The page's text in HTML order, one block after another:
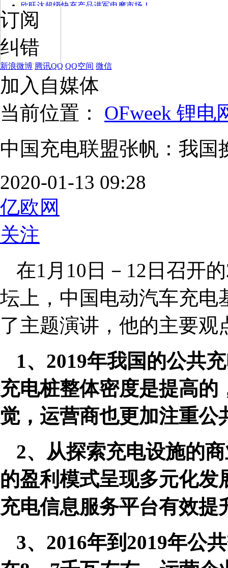
欣旺达超级快充产品进军电摩市场！
订阅
纠错
新浪微博 腾讯QQ QQ空间 微信
加入自媒体
当前位置： OFweek 锂电
中国充电联盟张帆：我
2020-01-13 09:28
亿欧网
关注
在1月10日－12日召开
坛上，中国电动汽车充电
了主题演讲，他的主要观
1、2019年我国的公共
充电桩整体密度是提高
觉，运营商也更加注重
2、从探索充电设施的
的盈利模式呈现多元化
充电信息服务平台有效提
3、2016年到2019年公